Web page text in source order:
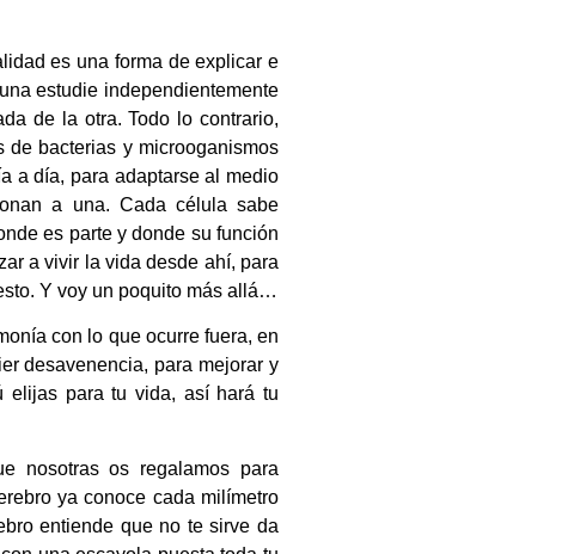
es una forma de explicar e
estudie independientemente
de la otra. Todo lo contrario,
bacterias y microoganismos
a día, para adaptarse al medio
a una. Cada célula sabe
es parte y donde su función
a vivir la vida desde ahí, para
Y voy un poquito más allá…
con lo que ocurre fuera, en
desavenencia, para mejorar y
elijas para tu vida, así hará tu
nosotras os regalamos para
ya conoce cada milímetro
entiende que no te sirve da